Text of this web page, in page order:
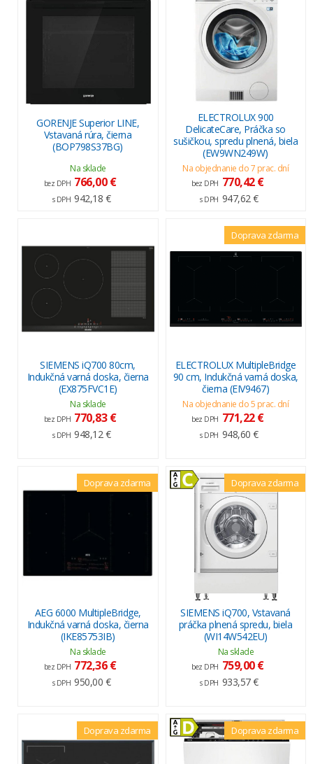
GORENJE Superior LINE,
Vstavaná rúra, čierna
(BOP798S37BG)
Na sklade
bez DPH 766,00 €
s DPH 942,18 €
ELECTROLUX 900
DelicateCare, Práčka so
sušičkou, spredu plnená, biela
(EW9WN249W)
Na objednanie do 7 prac. dní
bez DPH 770,42 €
s DPH 947,62 €
SIEMENS iQ700 80cm,
Indukčná varná doska, čierna
(EX875FVC1E)
Na sklade
bez DPH 770,83 €
s DPH 948,12 €
Doprava zdarma
ELECTROLUX MultipleBridge
90 cm, Indukčná varná doska,
čierna (EIV9467)
Na objednanie do 5 prac. dní
bez DPH 771,22 €
s DPH 948,60 €
Doprava zdarma
AEG 6000 MultipleBridge,
Indukčná varná doska, čierna
(IKE85753IB)
Na sklade
bez DPH 772,36 €
s DPH 950,00 €
Doprava zdarma
SIEMENS iQ700, Vstavaná
práčka plnená spredu, biela
(WI14W542EU)
Na sklade
bez DPH 759,00 €
s DPH 933,57 €
Doprava zdarma Doprava zdarma